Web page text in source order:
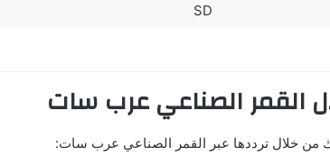
SD
القمر الصناعي عرب سات
من خلال ترددها عبر القمر الصناعي عرب سات: